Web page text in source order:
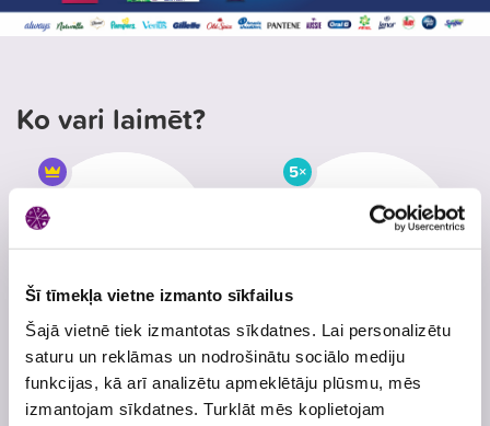
Šī tīmekļa vietne izmanto sīkfailus
Šajā vietnē tiek izmantotas sīkdatnes. Lai personalizētu
saturu un reklāmas un nodrošinātu sociālo mediju
funkcijas, kā arī analizētu apmeklētāju plūsmu, mēs
izmantojam sīkdatnes. Turklāt mēs koplietojam
Ko vari laimēt?
Naudas balva 5000
EUR
loterijas galvenā balva
5×
Naudas balva 500
EUR